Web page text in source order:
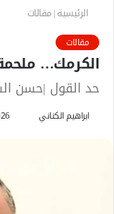
الرئيسية|مقالات
مقالات
الكرمك… ملحمة
حد القول |حسن
ابراهيم الكناني